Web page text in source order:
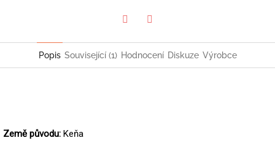
Popis Související (1) Hodnocení Diskuze Výrobce
Země původu: Keňa